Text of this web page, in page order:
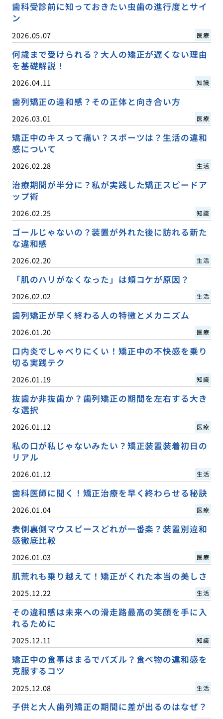
歯科受診前に知っておきたい虫歯の進行度とサイ
ン
2026.05.07 医療
何歳まで受けられる？大人の矯正が遅くない理由
を基礎解説！
2026.04.11 知識
歯列矯正の違和感？その正体と向き合い方
2026.03.01 医療
矯正中のキスって痛い？スポーツは？生活の違和
感について
2026.02.28 生活
治療期間が半分に？私が実践した矯正スピードア
ップ術
2026.02.25 知識
ゴールじゃないの？装置が外れた後に訪れる新た
な違和感
2026.02.20 生活
「肌のハリがなくなった」は頬コケが原因？
2026.02.02 生活
歯列矯正が早く終わる人の特徴とメカニズム
2026.01.20 医療
口内炎でしゃべりにくい！矯正中の不快感を乗り
切る実践テク
2026.01.19 知識
抜歯か非抜歯か？歯列矯正の期間を左右する大き
な選択
2026.01.12 医療
私の口が私じゃないみたい？矯正装置装着初日の
リアル
2026.01.12 生活
歯科医師に聞く！矯正治療を早く終わらせる秘訣
2026.01.04 医療
表側裏側マウスピースどれが一番楽？装置別違和
感徹底比較
2026.01.03 医療
肌荒れも乗り越えて！矯正がくれた本当の美しさ
2025.12.22 生活
その違和感は未来への滑走路最高の笑顔を手に入
れるために
2025.12.11 知識
矯正中の食事はまるでパズル？食べ物の違和感を
克服するコツ
2025.12.08 生活
子供と大人歯列矯正の期間に差が出るのはなぜ？